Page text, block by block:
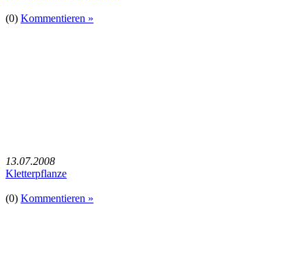
(0) Kommentieren »
13.07.2008
Kletterpflanze
(0) Kommentieren »